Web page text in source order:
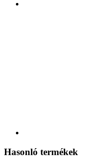
Hasonló termékek